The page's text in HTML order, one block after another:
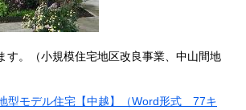
す。（小規模住宅地区改良事業、中山間地
型モデル住宅【中越】（Word形式 77キ